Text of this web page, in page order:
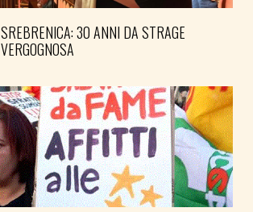
SREBRENICA: 30 ANNI DA STRAGE
VERGOGNOSA